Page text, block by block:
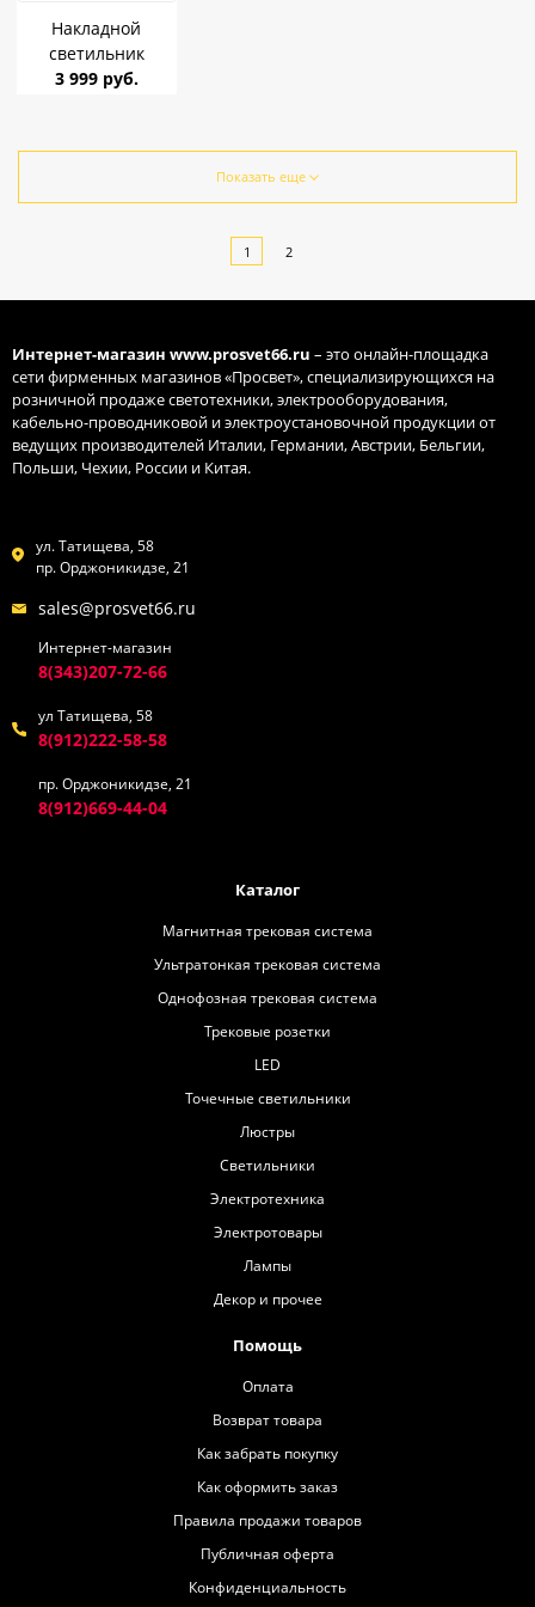
Накладной
светильник
CITILUX CL738241V
300*25 Чёрный 3
3 999 руб.
Показать еще
1 2
Интернет-магазин www.prosvet66.ru – это онлайн-площадка
сети фирменных магазинов «Просвет», специализирующихся на
розничной продаже светотехники, электрооборудования,
кабельно-проводниковой и электроустановочной продукции от
ведущих производителей Италии, Германии, Австрии, Бельгии,
Польши, Чехии, России и Китая.
ул. Татищева, 58
пр. Орджоникидзе, 21
sales@prosvet66.ru
Интернет-магазин
8(343)207-72-66
ул Татищева, 58
8(912)222-58-58
пр. Орджоникидзе, 21
8(912)669-44-04
Каталог
Магнитная трековая система
Ультратонкая трековая система
Однофозная трековая система
Трековые розетки
LED
Точечные светильники
Люстры
Светильники
Электротехника
Электротовары
Лампы
Декор и прочее
Помощь
Оплата
Возврат товара
Как забрать покупку
Как оформить заказ
Правила продажи товаров
Публичная оферта
Конфиденциальность